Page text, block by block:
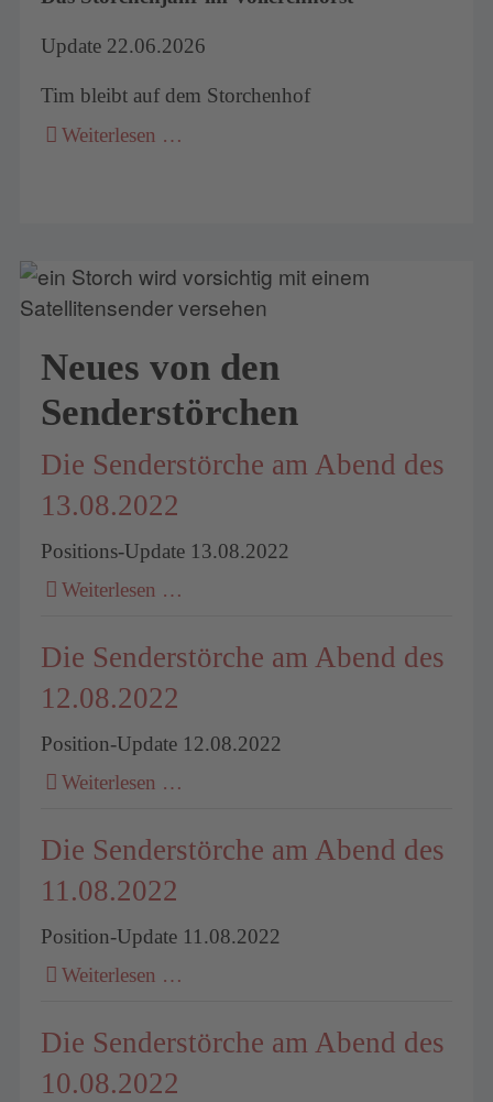
Update 22.06.2026
Tim bleibt auf dem Storchenhof
Weiterlesen …
Neues von den
Senderstörchen
Die Senderstörche am Abend des
13.08.2022
Positions-Update 13.08.2022
Weiterlesen …
Die Senderstörche am Abend des
12.08.2022
Position-Update 12.08.2022
Weiterlesen …
Die Senderstörche am Abend des
11.08.2022
Position-Update 11.08.2022
Weiterlesen …
Die Senderstörche am Abend des
10.08.2022